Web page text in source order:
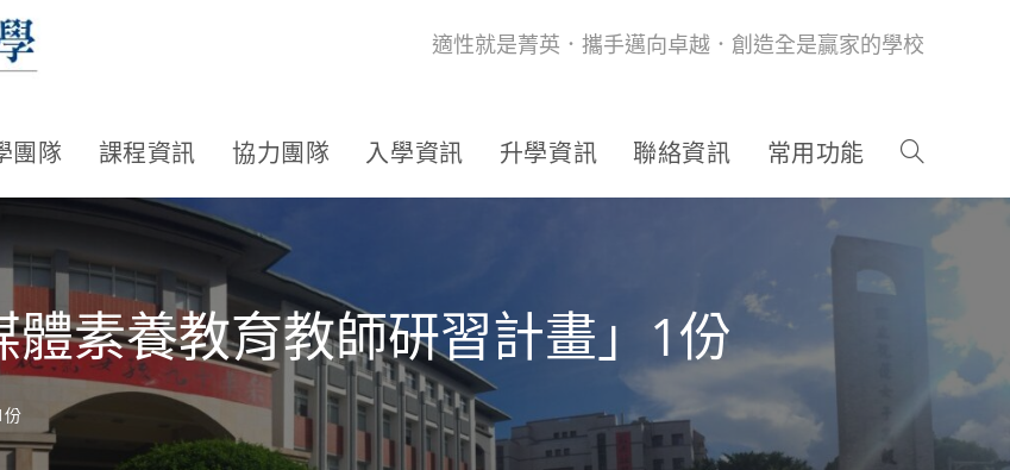
適性就是菁英．攜手邁向卓越．創造全是贏家的學校
團隊 課程資訊 協力團隊 入學資訊 升學資訊 聯絡資訊 常用功能
素養教育教師研習計畫」1份
份